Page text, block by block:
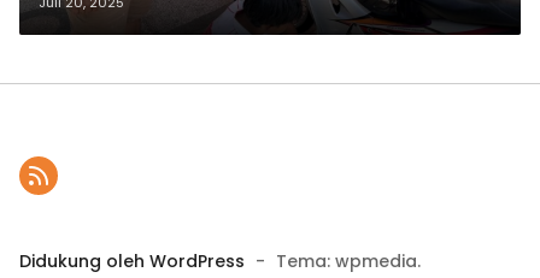
Didukung oleh WordPress - Tema: wpmedia.